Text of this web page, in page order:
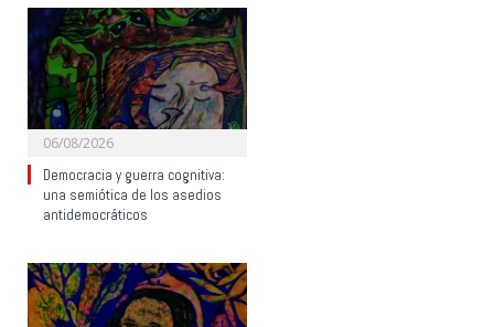
06/08/2026
Democracia y guerra cognitiva:
una semiótica de los asedios
antidemocráticos